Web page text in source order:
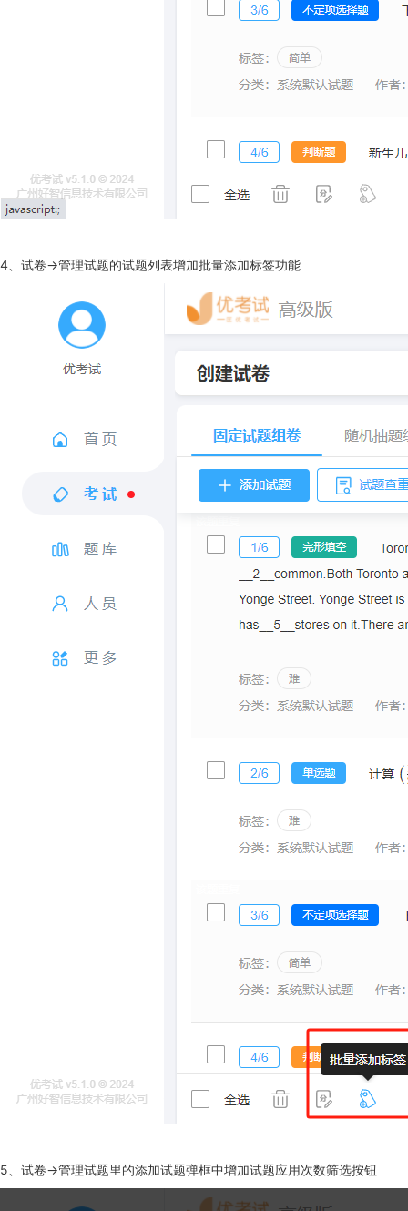
4、试卷->管理试题的试题列表增加批量添加标签功能
5、试卷->管理试题里的添加试题弹框中增加试题应用次数筛选按钮